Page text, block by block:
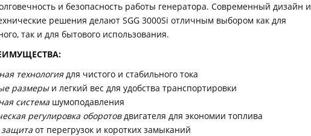
и безопасность работы генератора. Современный дизайн и
решения делают SGG 3000Si отличным выбором как для
так и для бытового использования.
технологиядля чистого и стабильного тока
размеры и легкий вес для удобства транспортировки
система шумоподавления
регулировка оборотовдвигателя для экономии топлива
от перегрузок и коротких замыканий